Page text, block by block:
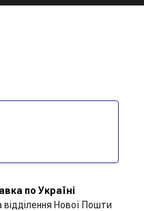
по Україні
відділення Нової Пошти